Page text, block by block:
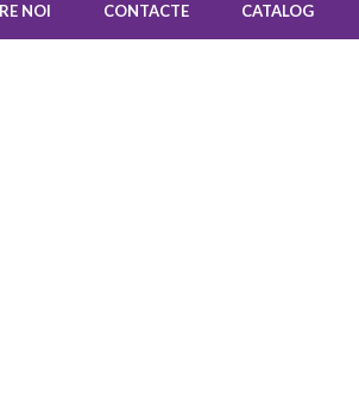
NOI CONTACTE CATALOG